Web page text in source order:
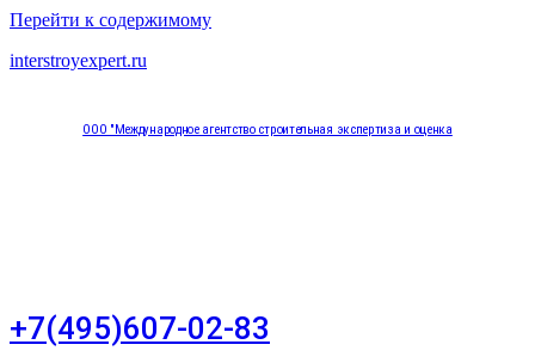
Перейти к содержимому
interstroyexpert.ru
ООО "Международное агентство строительная экспертиза и оценка
+7(495)607-02-83